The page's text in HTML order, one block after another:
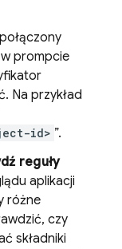
prompcie
Na przykład
id> ”.
reguły
aplikacji
różne
czy
składniki